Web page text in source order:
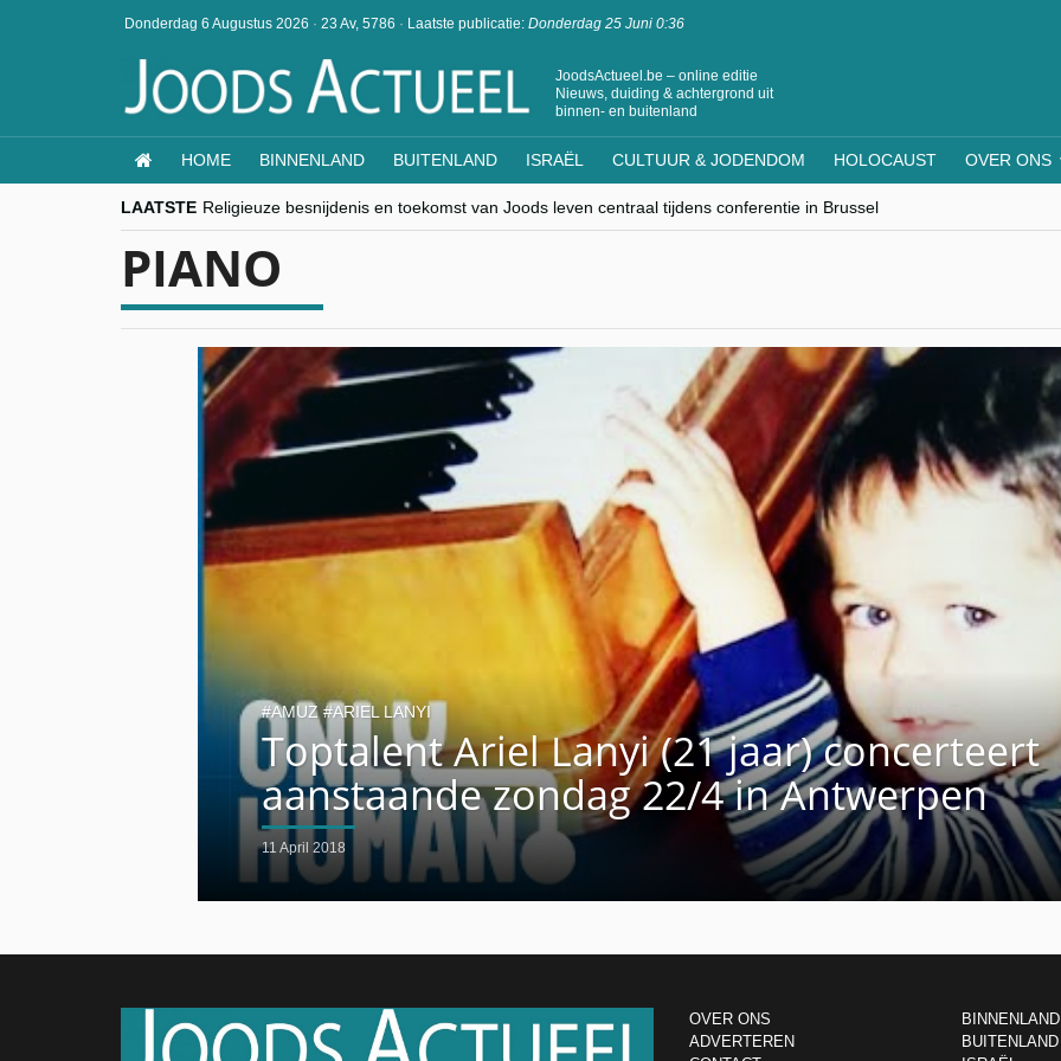
Donderdag 6 Augustus 2026 · 23 Av, 5786 · Laatste publicatie: Donderdag 25 Juni 0:36
JoodsActueel.be – online editie
Nieuws, duiding & achtergrond uit
binnen- en buitenland
HOME BINNENLAND BUITENLAND ISRAËL CULTUUR & JODENDOM HOLOCAUST OVER ONS
LAATSTE Religieuze besnijdenis en toekomst van Joods leven centraal tijdens conferentie in Brussel
“Besnijdenisdebat toont hoe moeilijk seculiere Westen minderheden begrijpt”, Jinnih Beels (Vooruit)
CITYTRIP | ROEMENIË – Boekarest: de verrassing van Oost-Europa
“Vandaag zit elke Jood in België op de beklaagdenbank”
goKosher lanceert nieuwe website en samenwerking met Mishpacha voor kosher travel en simchas wereldwijd
PIANO
Toptalent Ariel Lanyi (21 jaar) concerteert
aanstaande zondag 22/4 in Antwerpen
11 April 2018
AMUZ ARIEL LANYI
OVER ONS
ADVERTEREN
BINNENLAND
BUITENLAND